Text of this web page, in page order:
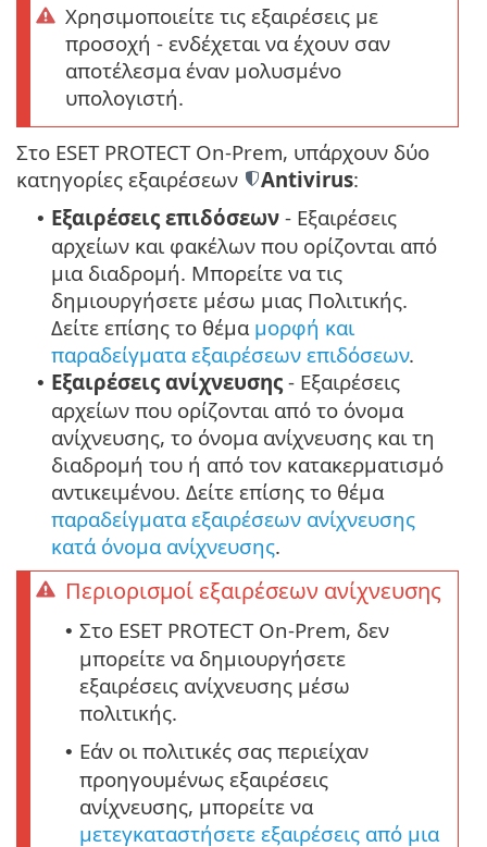
Χρησιμοποιείτε τις εξαιρέσεις με
προσοχή - ενδέχεται να έχουν σαν
αποτέλεσμα έναν μολυσμένο
υπολογιστή.
Στο ESET PROTECT On-Prem, υπάρχουν δύο
κατηγορίες εξαιρέσεων
Antivirus:
• Εξαιρέσεις επιδόσεων - Εξαιρέσεις
αρχείων και φακέλων που ορίζονται από
μια διαδρομή. Μπορείτε να τις
δημιουργήσετε μέσω μιας Πολιτικής.
Δείτε επίσης το θέμα μορφή και
παραδείγματα εξαιρέσεων επιδόσεων.
• Εξαιρέσεις ανίχνευσης - Εξαιρέσεις
αρχείων που ορίζονται από το όνομα
ανίχνευσης, το όνομα ανίχνευσης και τη
διαδρομή του ή από τον κατακερματισμό
αντικειμένου. Δείτε επίσης το θέμα
παραδείγματα εξαιρέσεων ανίχνευσης
κατά όνομα ανίχνευσης.
Περιορισμοί εξαιρέσεων ανίχνευσης
• Στο ESET PROTECT On-Prem, δεν
μπορείτε να δημιουργήσετε
εξαιρέσεις ανίχνευσης μέσω
πολιτικής.
• Εάν οι πολιτικές σας περιείχαν
προηγουμένως εξαιρέσεις
ανίχνευσης, μπορείτε να
μετεγκαταστήσετε εξαιρέσεις από μια